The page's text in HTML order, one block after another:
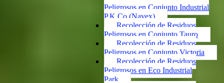
Peligrosos en Conjunto Industrial
P.K.Co (Navex)
Recolección de Residuos
Peligrosos en Conjunto Tauro
Recolección de Residuos
Peligrosos en Conjunto Victoria
Recolección de Residuos
Peligrosos en Eco Industrial
Park